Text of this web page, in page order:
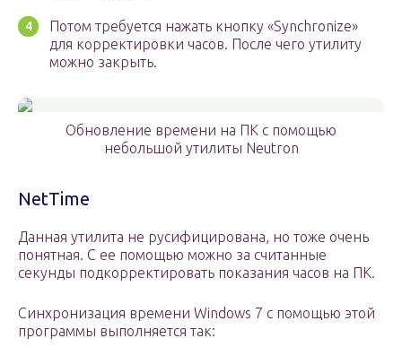
Потом требуется нажать кнопку «Synchronize»
для корректировки часов. После чего утилиту
можно закрыть.
Обновление времени на ПК с помощью
небольшой утилиты Neutron
NetTime
Данная утилита не русифицирована, но тоже очень
понятная. С ее помощью можно за считанные
секунды подкорректировать показания часов на ПК.
Синхронизация времени Windows 7 с помощью этой
программы выполняется так: